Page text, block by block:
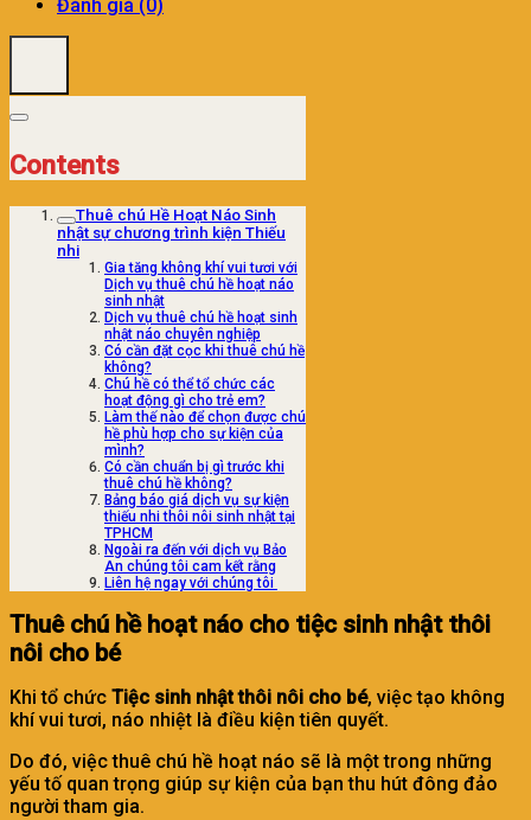
Đánh giá (0)
Contents
Thuê chú Hề Hoạt Náo Sinh
nhật sự chương trình kiện Thiếu
nhi
Gia tăng không khí vui tươi với
Dịch vụ thuê chú hề hoạt náo
sinh nhật
Dịch vụ thuê chú hề hoạt sinh
nhật náo chuyên nghiệp
Có cần đặt cọc khi thuê chú hề
không?
Chú hề có thể tổ chức các
hoạt động gì cho trẻ em?
Làm thế nào để chọn được chú
hề phù hợp cho sự kiện của
mình?
Có cần chuẩn bị gì trước khi
thuê chú hề không?
Bảng báo giá dịch vụ sự kiện
thiếu nhi thôi nôi sinh nhật tại
TPHCM
Ngoài ra đến với dịch vụ Bảo
An chúng tôi cam kết rằng
Liên hệ ngay với chúng tôi
Thuê chú hề hoạt náo cho tiệc sinh nhật thôi
nôi cho bé
Khi tổ chức Tiệc sinh nhật thôi nôi cho bé, việc tạo không
khí vui tươi, náo nhiệt là điều kiện tiên quyết.
Do đó, việc thuê chú hề hoạt náo sẽ là một trong những
yếu tố quan trọng giúp sự kiện của bạn thu hút đông đảo
người tham gia.